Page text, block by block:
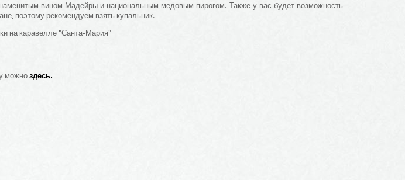
вином Мадейры и национальным медовым пирогом. Также у вас будет возможность
поэтому рекомендуем взять купальник.
на каравелле "Санта-Мария"
можно здесь.